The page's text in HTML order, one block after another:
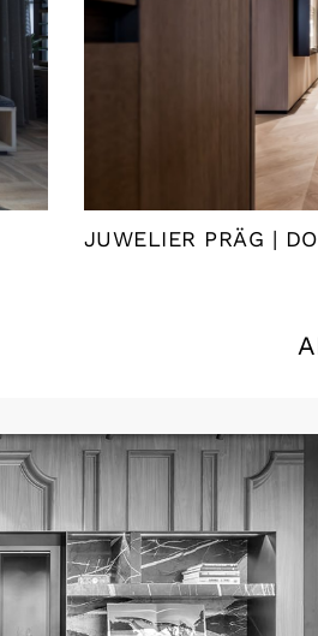
JUWELIER PRÄG |